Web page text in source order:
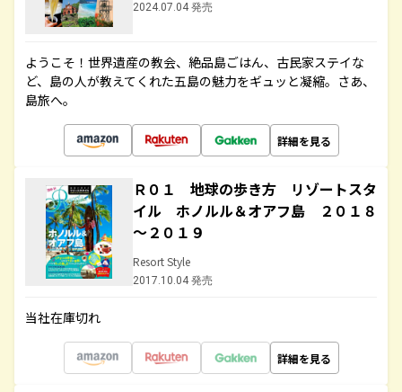
2024.07.04 発売
ようこそ！世界遺産の教会、絶品島ごはん、古民家ステイな
ど、島の人が教えてくれた五島の魅力をギュッと凝縮。さあ、
島旅へ。
詳細を見る
Ｒ０１ 地球の歩き方 リゾートスタ
イル ホノルル＆オアフ島 ２０１８
～２０１９
Resort Style
2017.10.04 発売
当社在庫切れ
詳細を見る